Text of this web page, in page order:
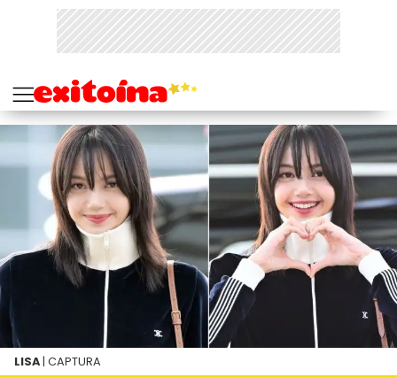
LISA | CAPTURA